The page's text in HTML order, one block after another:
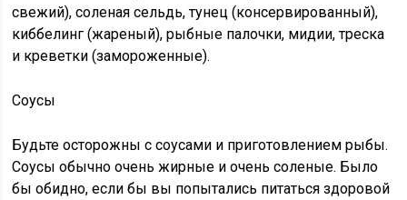
свежий), соленая сельдь, тунец (консервированный),
киббелинг (жареный), рыбные палочки, мидии, треска
и креветки (замороженные).
Соусы
Будьте осторожны с соусами и приготовлением рыбы.
Соусы обычно очень жирные и очень соленые. Было
бы обидно, если бы вы попытались питаться здоровой